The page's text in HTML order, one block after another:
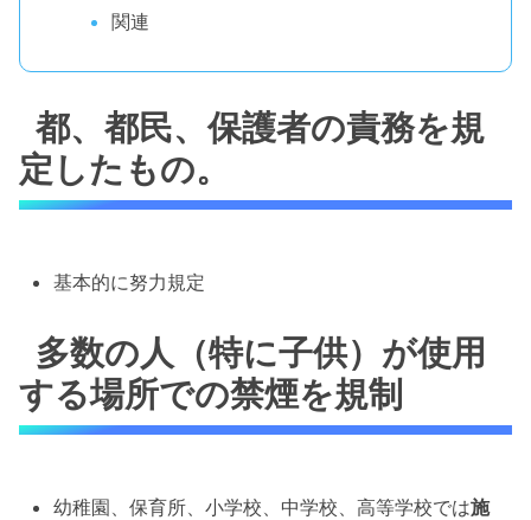
関連
都、都民、保護者の責務を規
定したもの。
基本的に努力規定
多数の人（特に子供）が使用
する場所での禁煙を規制
幼稚園、保育所、小学校、中学校、高等学校では施